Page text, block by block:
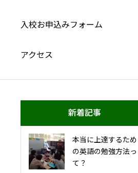
入校お申込みフォーム
アクセス
新着記事
本当に上達するため
の英語の勉強方法っ
て？